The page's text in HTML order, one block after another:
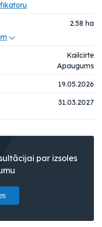
2.58 ha
Kailcirte
Apaugums
19.05.2026
31.03.2027
par izsoles